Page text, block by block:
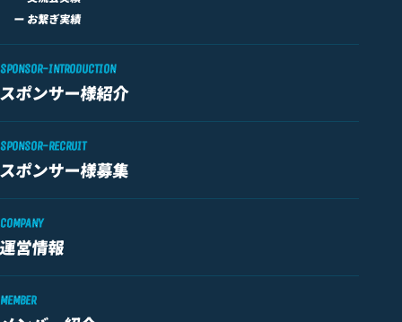
ー お繋ぎ実績
SPONSOR-INTRODUCTION
ポンサー様紹介
SPONSOR-RECRUIT
ポンサー様募集
COMPANY
営情報
MEMBER